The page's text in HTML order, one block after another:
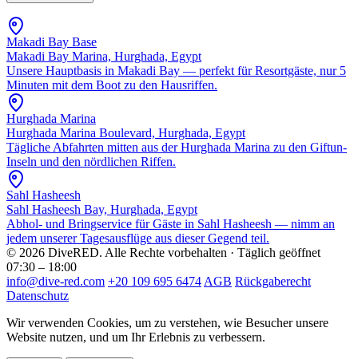
Makadi Bay Base
Makadi Bay Marina, Hurghada, Egypt
Unsere Hauptbasis in Makadi Bay — perfekt für Resortgäste, nur 5
Minuten mit dem Boot zu den Hausriffen.
Hurghada Marina
Hurghada Marina Boulevard, Hurghada, Egypt
Tägliche Abfahrten mitten aus der Hurghada Marina zu den Giftun-
Inseln und den nördlichen Riffen.
Sahl Hasheesh
Sahl Hasheesh Bay, Hurghada, Egypt
Abhol- und Bringservice für Gäste in Sahl Hasheesh — nimm an
jedem unserer Tagesausflüge aus dieser Gegend teil.
© 2026 DiveRED. Alle Rechte vorbehalten · Täglich geöffnet
07:30 – 18:00
info@dive-red.com +20 109 695 6474 AGB Rückgaberecht
Datenschutz
Wir verwenden Cookies, um zu verstehen, wie Besucher unsere
Website nutzen, und um Ihr Erlebnis zu verbessern.